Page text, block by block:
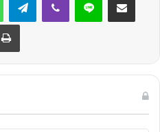
Yazdır